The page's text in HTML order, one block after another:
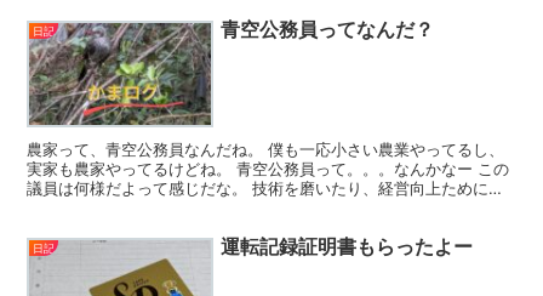
日記 青空公務員ってなんだ？
農家って、青空公務員なんだね。 僕も一応小さい農業やってるし、
実家も農家やってるけどね。 青空公務員って。。。なんかなー この
議員は何様だよって感じだな。 技術を磨いたり、経営向上ために日
日記 運転記録証明書もらったよー